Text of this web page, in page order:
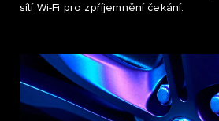
sítí Wi-Fi pro zpříjemnění čekání.